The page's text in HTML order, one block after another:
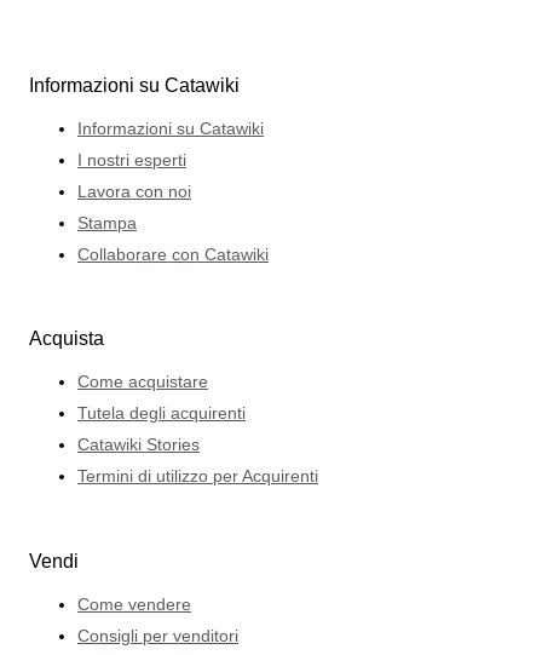
Informazioni su Catawiki
Informazioni su Catawiki
I nostri esperti
Lavora con noi
Stampa
Collaborare con Catawiki
Acquista
Come acquistare
Tutela degli acquirenti
Catawiki Stories
Termini di utilizzo per Acquirenti
Vendi
Come vendere
Consigli per venditori